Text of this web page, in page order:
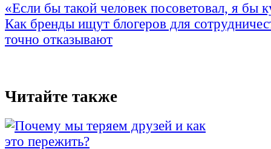
«Если бы такой человек посоветовал, я бы
Как бренды ищут блогеров для
точно отказывают
Читайте также